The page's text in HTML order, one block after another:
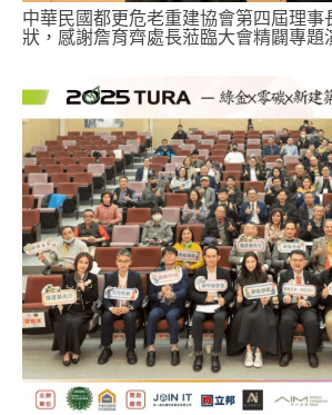
中華民國都更危老重建協會第四屆理事
狀，感謝詹育齊處長蒞臨大會精闢專題